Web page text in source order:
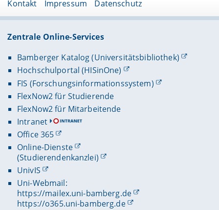
Kontakt Impressum Datenschutz
Zentrale Online-Services
Bamberger Katalog (Universitätsbibliothek)
Hochschulportal (HISinOne)
FIS (Forschungsinformationssystem)
FlexNow2 für Studierende
FlexNow2 für Mitarbeitende
Intranet
Office 365
Online-Dienste
(Studierendenkanzlei)
UnivIS
Uni-Webmail:
https://mailex.uni-bamberg.de
https://o365.uni-bamberg.de